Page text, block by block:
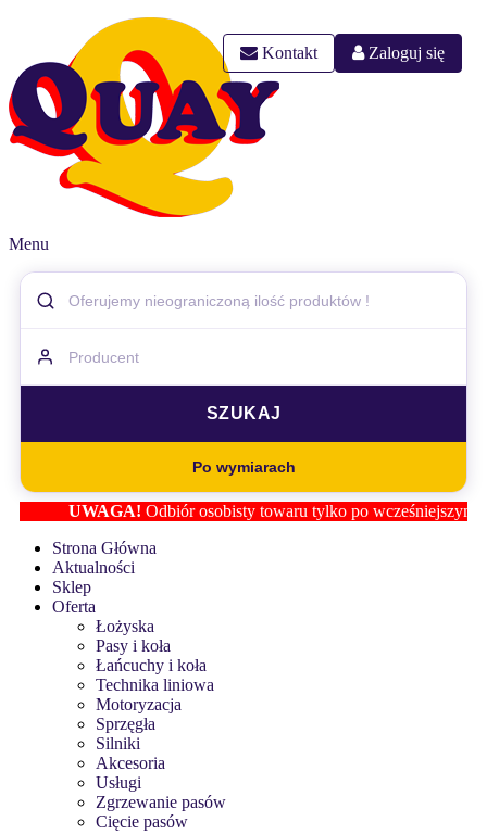
Kontakt Zaloguj się
Menu
Po wymiarach
UWAGA!Odbiór osobisty towaru tylko po wcześniejszym
Strona Główna
Aktualności
Sklep
Oferta
Łożyska
Pasy i koła
Łańcuchy i koła
Technika liniowa
Motoryzacja
Sprzęgła
Silniki
Akcesoria
Usługi
Zgrzewanie pasów
Cięcie pasów